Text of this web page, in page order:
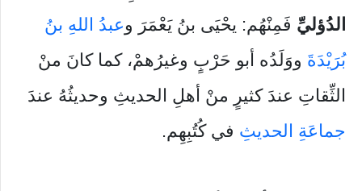
الدُؤليِّ فَمِنْهُم: يحْيَى بنُ يَعْمَرَ وعبدُ اللهِ بنُ
بُرَيْدَةَ ووَلَدُه أبو حَرْبٍ وغيرُهمْ، كما كانَ منْ
الثِّقاتِ عندَ كثيرٍ منْ أهلِ الحديثِ وحديثُهُ عندَ
جماعَةِ الحديثِ في كُتُبِهِم.